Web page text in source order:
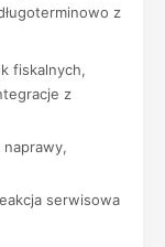
z
fiskalnych,
z
serwisowa